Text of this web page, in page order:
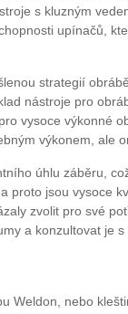
s kluzným
upínačů,
strategií
nástroje pro
vysoce výkonné
výkonem, ale
úhlu záběru,
proto jsou vysoce
zvolit pro své
a konzultovat je
Weldon, nebo